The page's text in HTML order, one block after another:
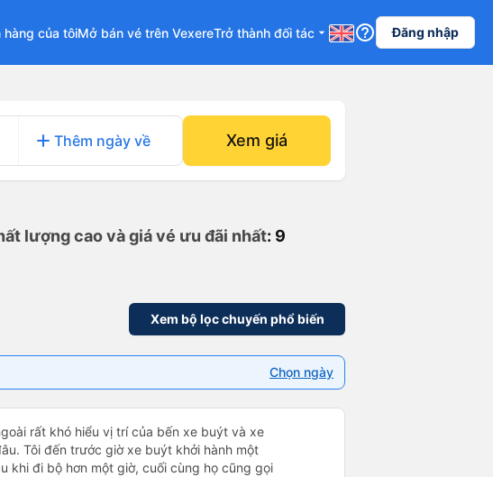
hàng của tôiMở bán vé trên VexereTrở thành đối tác arrow_drop_down help_outline Đăng nhập
add Thêm ngày về Xem giá
lượng cao và giá vé ưu đãi nhất: 9
Xem bộ lọc chuyến phổ biến
Chọn ngày
rất khó hiểu vị trí của bến xe buýt và xe
Tôi đến trước giờ xe buýt khởi hành một
khi đi bộ hơn một giờ, cuối cùng họ cũng gọi